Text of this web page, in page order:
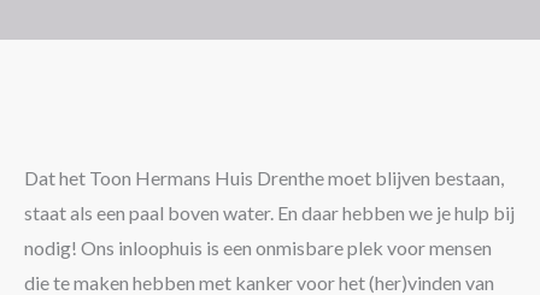
Dat het Toon Hermans Huis Drenthe moet blijven bestaan,
staat als een paal boven water. En daar hebben we je hulp bij
nodig! Ons inloophuis is een onmisbare plek voor mensen
die te maken hebben met kanker voor het (her)vinden van